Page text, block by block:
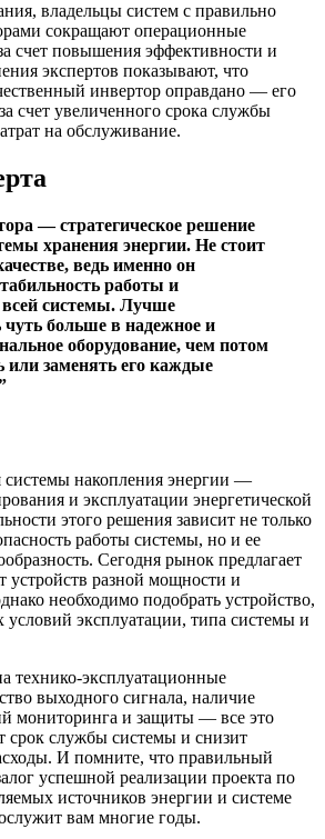
владельцы систем с правильно
сокращают операционные
счет повышения эффективности и
экспертов показывают, что
инвертор оправдано — его
счет увеличенного срока службы
на обслуживание.
— стратегическое решение
хранения энергии. Не стоит
ведь именно он
работы и
всей системы. Лучше
чуть больше в надежное и
оборудование, чем потом
или заменять его каждые
системы накопления энергии —
и эксплуатации энергетической
этого решения зависит не только
работы системы, но и ее
Сегодня рынок предлагает
устройств разной мощности и
необходимо подобрать устройство,
условий эксплуатации, типа системы и
технико-эксплуатационные
выходного сигнала, наличие
мониторинга и защиты — все это
срок службы системы и снизит
И помните, что правильный
успешной реализации проекта по
источников энергии и системе
вам многие годы.